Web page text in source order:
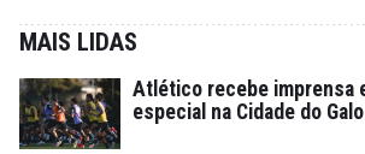
MAIS LIDAS
Atlético recebe imprensa
especial na Cidade do Galo